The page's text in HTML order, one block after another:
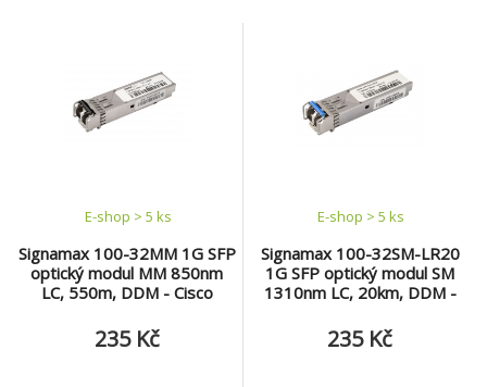
Signamax 100-32MM 1G SFP
optický modul MM 850nm
LC, 550m, DDM - Cisco
E-shop > 5 ks
235 Kč
Signamax 100-32SM-LR20
1G SFP optický modul SM
1310nm LC, 20km, DDM -
E-shop > 5 ks
235 Kč